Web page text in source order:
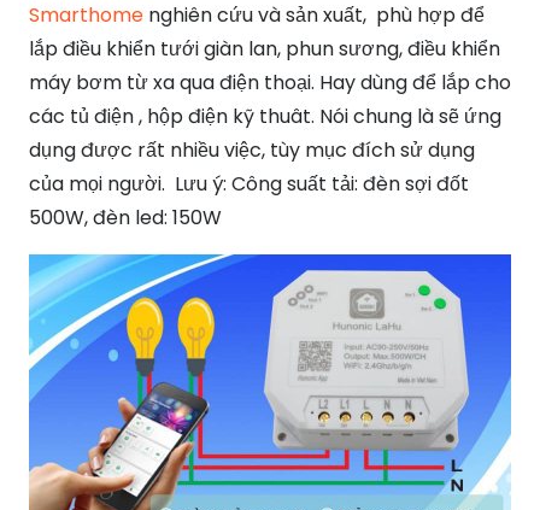
Smarthome nghiên cứu và sản xuất, phù hợp để
lắp điều khiển tưới giàn lan, phun sương, điều khiển
máy bơm từ xa qua điện thoại. Hay dùng để lắp cho
các tủ điện , hộp điện kỹ thuât. Nói chung là sẽ ứng
dụng được rất nhiều việc, tùy mục đích sử dụng
của mọi người. Lưu ý: Công suất tải: đèn sợi đốt
500W, đèn led: 150W